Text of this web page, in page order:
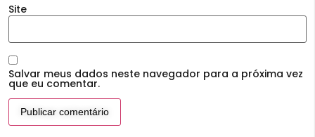
Site
Salvar meus dados neste navegador para a próxima vez
que eu comentar.